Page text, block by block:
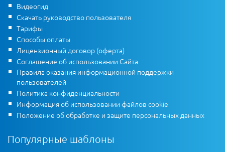
Видеогид
Скачать руководство пользователя
Тарифы
Способы оплаты
Лицензионный договор (оферта)
Соглашение об использовании Сайта
Правила оказания информационной поддержки
пользователей
Политика конфиденциальности
Информация об использовании файлов cookie
Положение об обработке и защите персональных данных
Популярные шаблоны